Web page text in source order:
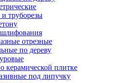
труборезы
отрезные
по дереву
керамической плитке
под липучку